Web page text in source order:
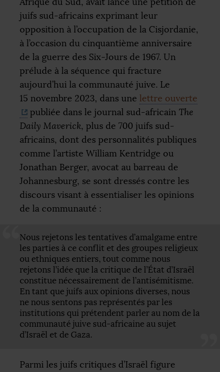
juifs sud-africains exprimant leur
opposition à l’occupation de la Cisjordanie,
à l’occasion du cinquantième anniversaire
de la guerre des Six-Jours de 1967. Un
prélude à la séquence qui fracture
aujourd’hui la communauté juive. Le
15 novembre 2023, dans une lettre ouverte
publiée dans le journal sud-africain The
Daily Maverick, plus de 700 juifs sud-
africains, dont des personnalités publiques
comme l’artiste William Kentridge ou
Jonathan Berger, avocat au barreau de
Johannesburg, se sont dressés contre les
discours visant à essentialiser les opinions
de la communauté :
Nous rejetons les tentatives d’amalgame entre
les parties à ce conflit et des groupes religieux
ou ethniques entiers, tout comme nous
rejetons l’idée que la critique de l’État d’Israël
constitue nécessairement de l’antisémitisme.
En tant que juifs aux opinions diverses, nous
ne nous sentons pas représentés par les
institutions qui prétendent parler au nom de la
communauté juive sud-africaine au sujet
d’Israël et de Gaza.
Parmi les juifs critiques d’Israël figure